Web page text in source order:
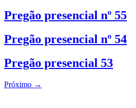
Pregão presencial nº 55
Pregão presencial nº 54
Pregão presencial 53
Próximo →